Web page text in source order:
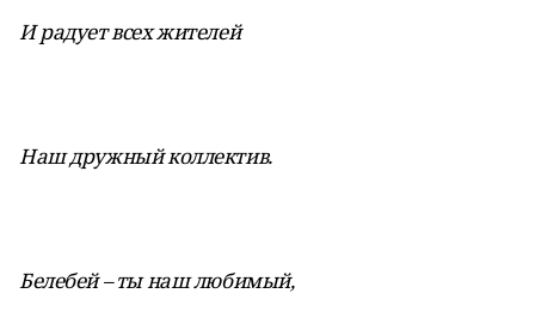
И радует всех жителей
Наш дружный коллектив.
Белебей – ты наш любимый,